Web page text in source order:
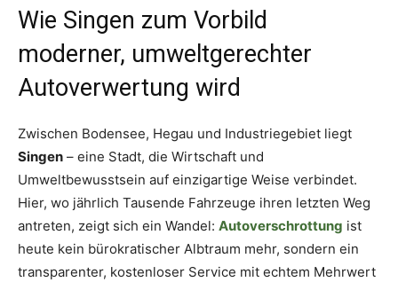
Wie Singen zum Vorbild
moderner, umweltgerechter
Autoverwertung wird
Zwischen Bodensee, Hegau und Industriegebiet liegt
Singen – eine Stadt, die Wirtschaft und
Umweltbewusstsein auf einzigartige Weise verbindet.
Hier, wo jährlich Tausende Fahrzeuge ihren letzten Weg
antreten, zeigt sich ein Wandel: Autoverschrottung ist
heute kein bürokratischer Albtraum mehr, sondern ein
transparenter, kostenloser Service mit echtem Mehrwert